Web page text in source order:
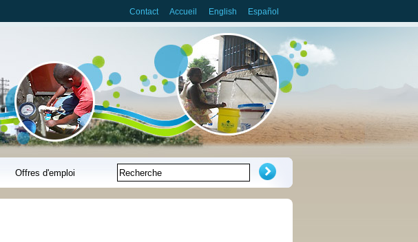
Contact Accueil English Español
Offres d'emploi
Formulaire de
recherche
Recherche